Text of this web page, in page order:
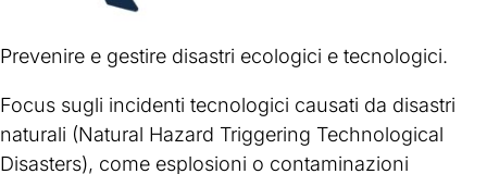
Prevenire e gestire disastri ecologici e tecnologici.
Focus sugli incidenti tecnologici causati da disastri
naturali (Natural Hazard Triggering Technological
Disasters), come esplosioni o contaminazioni